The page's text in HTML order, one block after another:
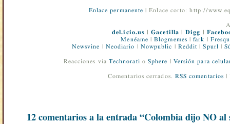
Enlace permanente | Enlace corto: http://
del.icio.us |Gacetilla |Digg |
Menéame |Blogmemes |fark |
Newsvine | Neodiario | Nowpublic | Reddit |Spurl |
Reacciones vía Technorati o Sphere | Versión para
Comentarios cerrados. RSS comentarios |
12 comentarios a la entrada “Colombia dijo NO al